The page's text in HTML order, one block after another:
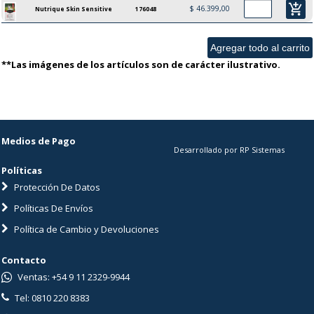
Nutrique Skin Sensitive 176048 $ 46.399,00 add_shopping_cart
**Las imágenes de los artículos son de carácter ilustrativo.
Medios de Pago
Políticas
Protección De Datos
Políticas De Envíos
Política de Cambio y Devoluciones
Desarrollado por RP Sistemas
Contacto
Ventas: +54 9 11 2329-9944
Tel: 0810 220 8383